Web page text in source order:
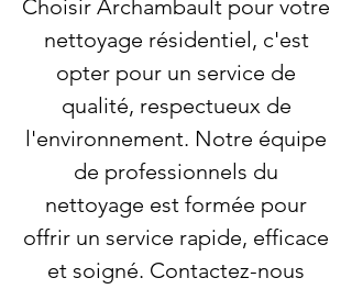
Choisir Archambault pour votre
nettoyage résidentiel, c'est
opter pour un service de
qualité, respectueux de
l'environnement. Notre équipe
de professionnels du
nettoyage est formée pour
offrir un service rapide, efficace
et soigné. Contactez-nous